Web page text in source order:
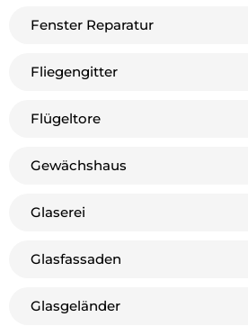
Fenster Reparatur
Fliegengitter
Flügeltore
Gewächshaus
Glaserei
Glasfassaden
Glasgeländer